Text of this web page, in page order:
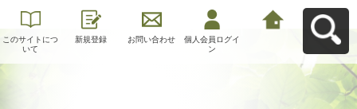
このサイトにつ
いて
新規登録 お問い合わせ
個人会員ログイ
ン